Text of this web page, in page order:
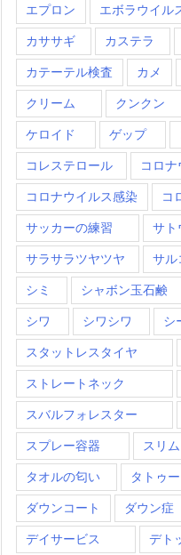
エプロン エボラウイル
カササギ カステラ
カテーテル検査 カメ
クリーム クンクン
ケロイド ゲップ
コレステロール コロナ
コロナウイルス感染 コ
サッカーの練習 サト
サラサラツヤツヤ サル
シミ シャボン玉石鹸
シワ シワシワ シ
スタットレスタイヤ
ストレートネック
スバルフォレスター
スプレー容器 スリム
タオルの匂い タトゥー
ダウンコート ダウン症
デイサービス デト